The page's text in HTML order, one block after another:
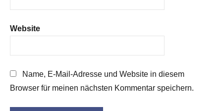
Website
Name, E-Mail-Adresse und Website in diesem
Browser für meinen nächsten Kommentar speichern.